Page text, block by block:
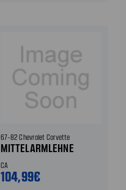
67-82 Chevrolet Corvette
MITTELARMLEHNE
CA
104,99€